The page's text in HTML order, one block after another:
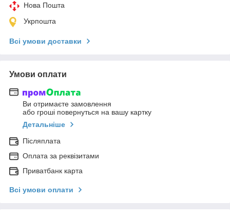
Нова Пошта
Укрпошта
Всі умови доставки
Умови оплати
Ви отримаєте замовлення
або гроші повернуться на вашу картку
Детальніше
Післяплата
Оплата за реквізитами
Приватбанк карта
Всі умови оплати